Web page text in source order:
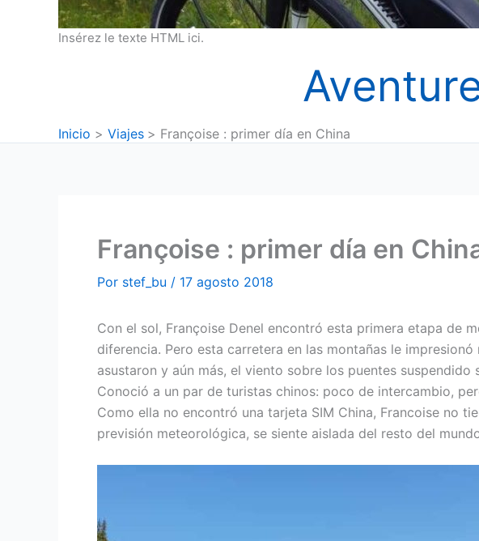
Insérez le texte HTML ici.
Inicio Viajes Françoise : primer día en China
Françoise : primer día en
Por stef_bu / 17 agosto 2018
Con el sol, Françoise Denel encontró esta primera etapa de
diferencia. Pero esta carretera en las montañas le
asustaron y aún más, el viento sobre los puentes suspendido
Conoció a un par de turistas chinos: poco de intercambio,
Como ella no encontró una tarjeta SIM China, Francoise no
previsión meteorológica, se siente aislada del resto del